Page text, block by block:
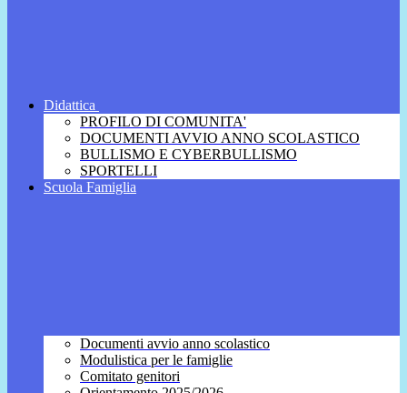
Didattica
PROFILO DI COMUNITA'
DOCUMENTI AVVIO ANNO SCOLASTICO
BULLISMO E CYBERBULLISMO
SPORTELLI
Scuola Famiglia
Documenti avvio anno scolastico
Modulistica per le famiglie
Comitato genitori